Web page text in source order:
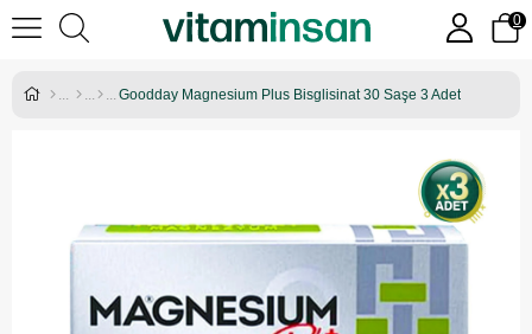
0
Goodday Magnesium Plus Bisglisinat 30 Saşe 3 Adet